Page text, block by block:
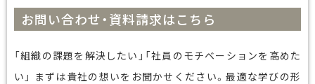
お問い合わせ・資料請求はこちら
「組織の課題を解決したい」「社員のモチベーションを高めた
い」 まずは貴社の想いをお聞かせください。最適な学びの形